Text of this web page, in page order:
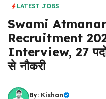
LATEST JOBS
Swami
Recruitment
Interview, 27 पदों
से नौकरी
By: Kishan